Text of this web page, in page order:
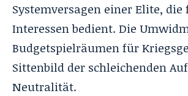
Systemversagen einer Elite, die
Interessen bedient. Die
Budgetspielräumen für
Sittenbild der schleichenden
Neutralität.